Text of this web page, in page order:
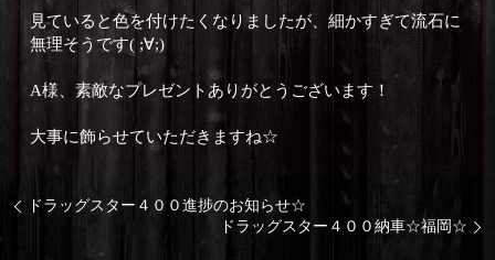
見ていると色を付けたくなりましたが、細かすぎて流石に
無理そうです( ;∀;)
A様、素敵なプレゼントありがとうございます！
大事に飾らせていただきますね☆
ドラッグスター４００進捗のお知らせ☆
ドラッグスター４００納車☆福岡☆